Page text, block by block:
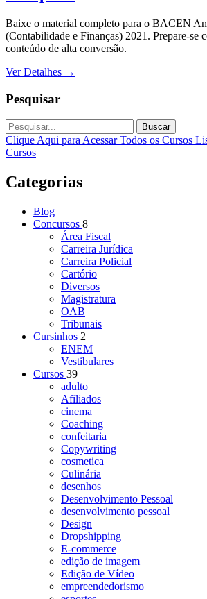
Baixe o material completo para o BACEN
(Contabilidade e Finanças) 2021. Prepare-se
conteúdo de alta conversão.
Ver Detalhes →
Pesquisar
Buscar
Clique Aqui para Acessar Todos os Cursos
Cursos
Categorias
Blog
Concursos 8
Área Fiscal
Carreira Jurídica
Carreira Policial
Cartório
Diversos
Magistratura
OAB
Tribunais
Cursinhos 2
ENEM
Vestibulares
Cursos 39
adulto
Afiliados
cinema
Coaching
confeitaria
Copywriting
cosmetica
Culinária
desenhos
Desenvolvimento Pessoal
desenvolvimento pessoal
Design
Dropshipping
E-commerce
edição de imagem
Edição de Vídeo
empreendedorismo